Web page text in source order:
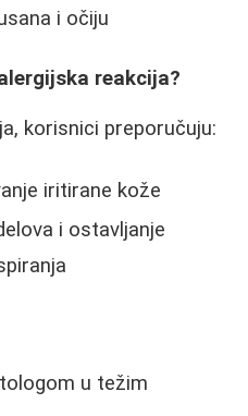
i očiju
reakcija?
korisnici preporučuju:
iritirane kože
i ostavljanje
u težim